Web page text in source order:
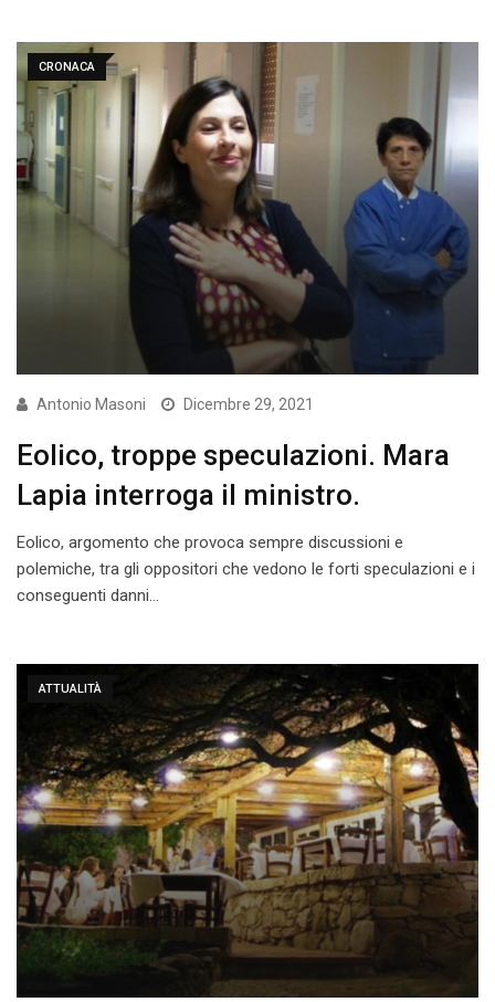
CRONACA
Antonio Masoni Dicembre 29, 2021
Eolico, troppe speculazioni. Mara
Lapia interroga il ministro.
Eolico, argomento che provoca sempre discussioni e
polemiche, tra gli oppositori che vedono le forti speculazioni e i
conseguenti danni…
ATTUALITÀ